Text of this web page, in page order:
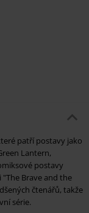
patří postavy jako
Lantern,
postavy
"The Brave and the
čtenářů, takže
série.